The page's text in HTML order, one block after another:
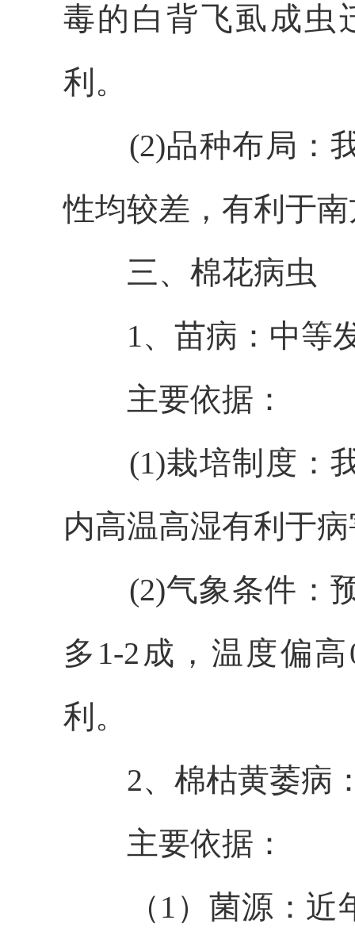
毒的 白背飞虱 成虫
利。
(2)品种布局 ：
性均较差，有利 于
三、棉花病虫
1、苗病：中等
主要依据：
(1)栽培制度 ：
内高温高湿有利于
(2)气象条件 ：
多 1-2成 ，温度偏高
利 。
2、棉枯黄萎病
主要依据：
（1）菌源 ： 近